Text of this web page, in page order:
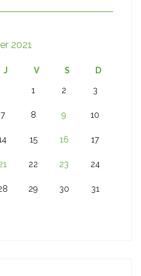
2021
J V S D
1 2 3
7 8 9 10
15 16 17
22 23 24
29 30 31